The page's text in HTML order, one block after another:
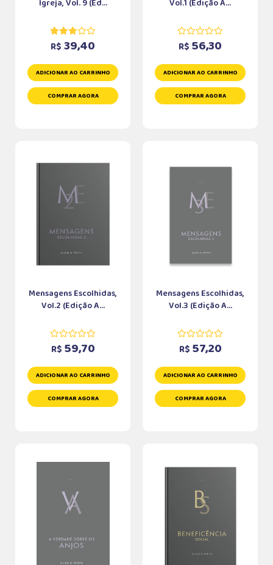
Igreja, Vol. 9 (Ed...
R$ 39,40
ADICIONAR AO CARRINHO
COMPRAR AGORA
Vol.1 (Edição A...
R$ 56,30
ADICIONAR AO CARRINHO
COMPRAR AGORA
Mensagens Escolhidas,
Vol.2 (Edição A...
R$ 59,70
ADICIONAR AO CARRINHO
COMPRAR AGORA
Mensagens Escolhidas,
Vol.3 (Edição A...
R$ 57,20
ADICIONAR AO CARRINHO
COMPRAR AGORA